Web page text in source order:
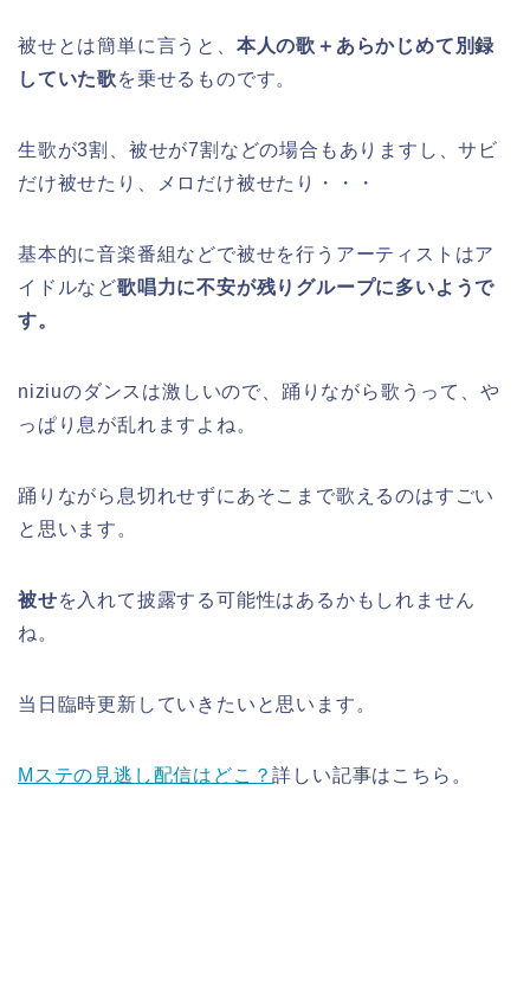
被せとは簡単に言うと、 本人の歌＋あらかじめて別録
していた歌を乗せるものです。
生歌が3割、被せが7割などの場合もありますし、サビ
だけ被せたり、メロだけ被せたり・・・
基本的に音楽番組などで被せを行うアーティストはア
イドルなど歌唱力に不安が残りグループに多いようで
す。
niziuのダンスは激しいので、踊りながら歌うって、や
っぱり息が乱れますよね。
踊りながら息切れせずにあそこまで歌えるのはすごい
と思います。
被せを入れて披露する可能性はあるかもしれません
ね。
当日臨時更新していきたいと思います。
Mステの見逃し配信はどこ？詳しい記事はこちら。